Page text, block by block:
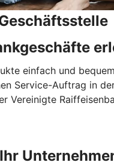
einfach und
Service-Auftrag in
Vereinigte